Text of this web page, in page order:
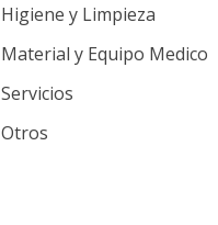
Higiene y Limpieza
Material y Equipo Medico
Servicios
Otros